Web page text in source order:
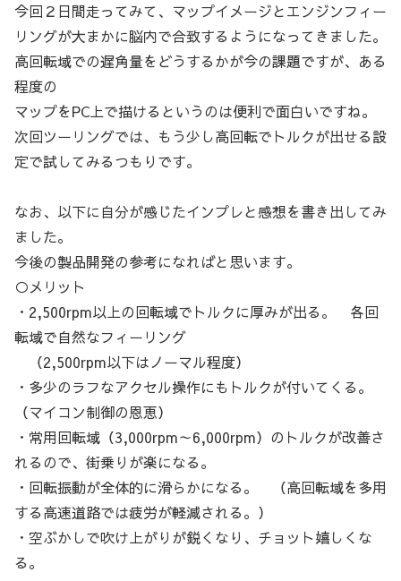
今回２日間走ってみて、マップイメージとエンジンフィー
リングが大まかに脳内で合致するようになってきました。
高回転域での遅角量をどうするかが今の課題ですが、ある
程度の
マップをPC上で描けるというのは便利で面白いですね。
次回ツーリングでは、もう少し高回転でトルクが出せる設
定で試してみるつもりです。
なお、以下に自分が感じたインプレと感想を書き出してみ
ました。
今後の製品開発の参考になればと思います。
○メリット
・2,500rpm以上の回転域でトルクに厚みが出る。 各回
転域で自然なフィーリング
（2,500rpm以下はノーマル程度）
・多少のラフなアクセル操作にもトルクが付いてくる。
（マイコン制御の恩恵）
・常用回転域（3,000rpm～6,000rpm）のトルクが改善さ
れるので、街乗りが楽になる。
・回転振動が全体的に滑らかになる。 （高回転域を多用
する高速道路では疲労が軽減される。）
・空ぶかしで吹け上がりが鋭くなり、チョット嬉しくな
る。